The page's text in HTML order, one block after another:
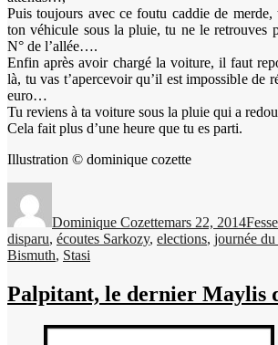
Puis toujours avec ce foutu caddie de merde,
ton véhicule sous la pluie, tu ne le retrouves
N° de l’allée….
Enfin après avoir chargé la voiture, il faut
là, tu vas t’apercevoir qu’il est impossible de
euro…
Tu reviens à ta voiture sous la pluie qui a
Cela fait plus d’une heure que tu es parti.
Illustration © dominique cozette
Dominique Cozettemars 22, 2014
disparu, écoutes Sarkozy, elections, journée
Bismuth, Stasi
Palpitant, le dernier Maylis